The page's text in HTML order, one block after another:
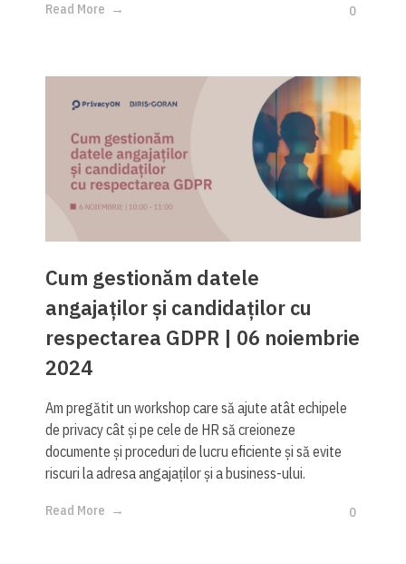
Read More 0
Cum gestionăm datele
angajaților și candidaților cu
respectarea GDPR | 06 noiembrie
2024
Am pregătit un workshop care să ajute atât echipele
de privacy cât și pe cele de HR să creioneze
documente și proceduri de lucru eficiente și să evite
riscuri la adresa angajaților și a business-ului.
Read More 0